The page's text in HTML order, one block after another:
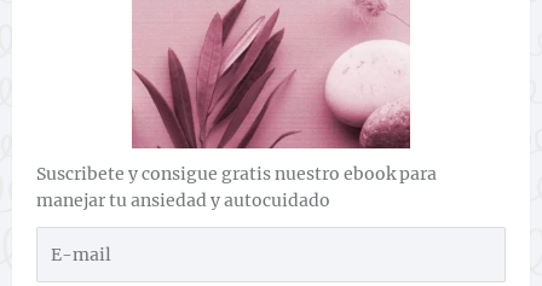
Suscribete y consigue gratis nuestro ebook para
manejar tu ansiedad y autocuidado